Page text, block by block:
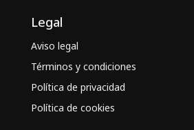
Legal
Aviso legal
Términos y condiciones
Política de privacidad
Política de cookies